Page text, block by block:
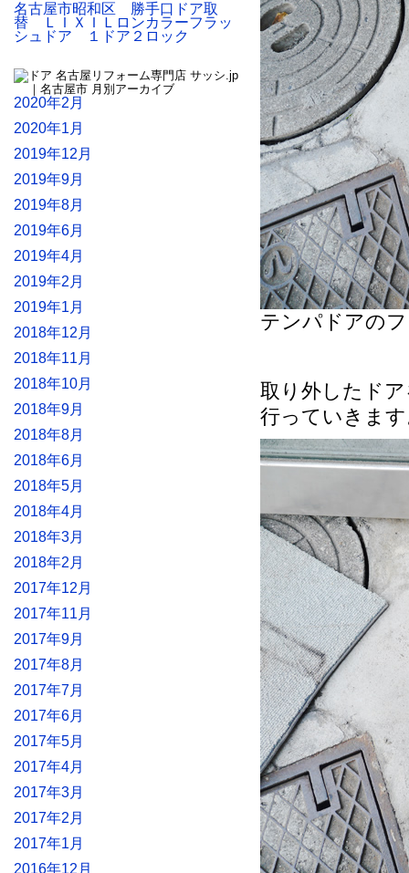
テンパドアの
取り外したド
行っていきま
名古屋市昭和区 勝手口ドア取
替 ＬＩＸＩＬロンカラーフラッ
シュドア １ドア２ロック
2020年2月
2020年1月
2019年12月
2019年9月
2019年8月
2019年6月
2019年4月
2019年2月
2019年1月
2018年12月
2018年11月
2018年10月
2018年9月
2018年8月
2018年6月
2018年5月
2018年4月
2018年3月
2018年2月
2017年12月
2017年11月
2017年9月
2017年8月
2017年7月
2017年6月
2017年5月
2017年4月
2017年3月
2017年2月
2017年1月
2016年12月